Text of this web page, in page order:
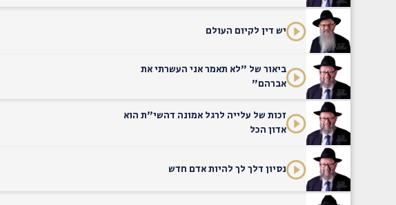
יש דין לקיום העולם
ביאור של "לא תאמר אני העשרתי את
אברהם"
זכות של עלייה לרגל אמונה דהשי"ת הוא
אדון הכל
נסיון דלך לך להיות אדם חדש